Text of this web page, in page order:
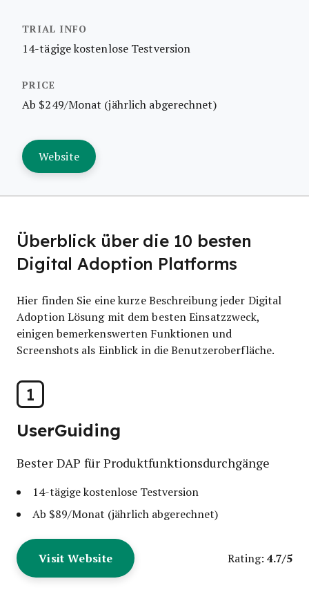
14-tägige kostenlose Testversion
Ab $249/Monat (jährlich abgerechnet)
Website
Überblick über die 10 besten
Digital Adoption Platforms
Hier finden Sie eine kurze Beschreibung jeder Digital
Adoption Lösung mit dem besten Einsatzzweck,
einigen bemerkenswerten Funktionen und
Screenshots als Einblick in die Benutzeroberfläche.
1
UserGuiding
Bester DAP für Produktfunktionsdurchgänge
14-tägige kostenlose Testversion
Ab $89/Monat (jährlich abgerechnet)
Visit Website Rating: 4.7/5